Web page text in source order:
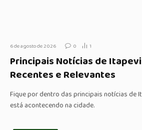
6 de agosto de 2026 0 1
Principais Notícias de
Recentes e Relevantes
Fique por dentro das principais notícias de
está acontecendo na cidade.